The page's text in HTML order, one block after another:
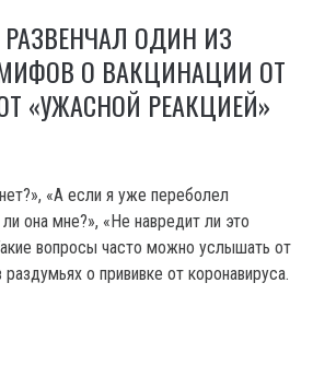
ОДИН ИЗ
О ВАКЦИНАЦИИ ОТ
«УЖАСНОЙ РЕАКЦИЕЙ»
«А если я уже переболел
она мне?», «Не навредит ли это
вопросы часто можно услышать от
о прививке от коронавируса.